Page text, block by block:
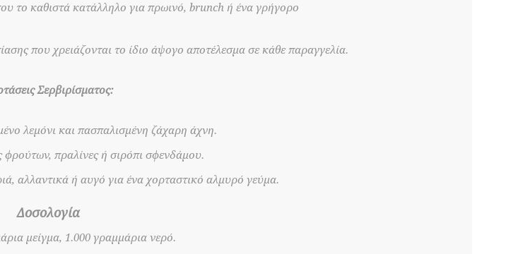
το καθιστά κατάλληλο για πρωινό, brunch ή ένα γρήγορο
που χρειάζονται το ίδιο άψογο αποτέλεσμα σε κάθε παραγγελία.
Σερβιρίσματος:
λεμόνι και πασπαλισμένη ζάχαρη άχνη.
πραλίνες ή σιρόπι σφενδάμου.
αλλαντικά ή αυγό για ένα χορταστικό αλμυρό γεύμα.
Δοσολογία
μείγμα, 1.000 γραμμάρια νερό.